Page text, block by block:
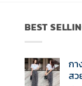
BEST
กา
สว